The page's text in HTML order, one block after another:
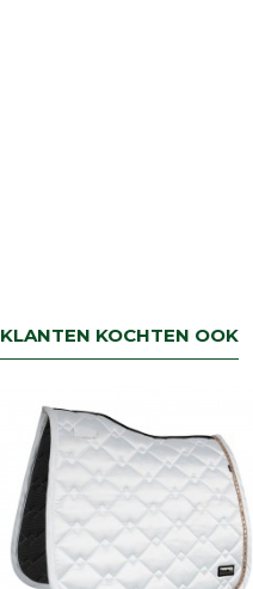
KLANTEN KOCHTEN OOK